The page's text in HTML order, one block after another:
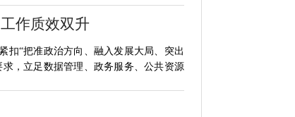
作质效双升
扣“把准政治方向、融入发展大局、突出
，立足数据管理、政务服务、公共资源